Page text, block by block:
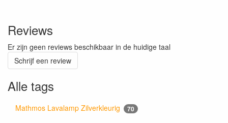
Reviews
Er zijn geen reviews beschikbaar in de huidige taal
Schrijf een review
Alle tags
Mathmos Lavalamp Zilverkleurig 70